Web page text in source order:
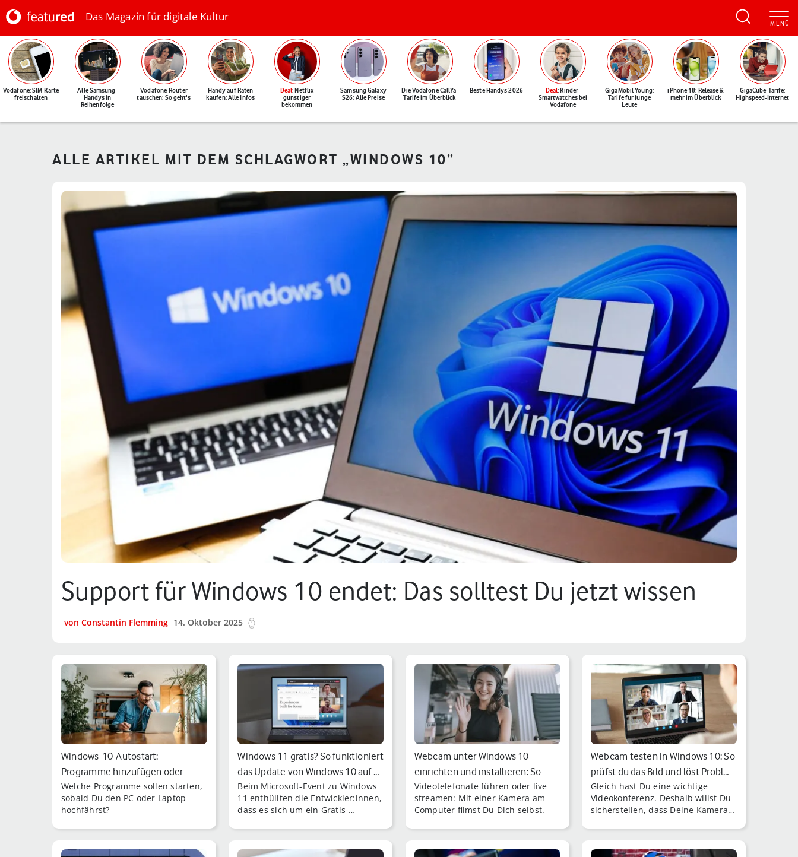
Das Magazin für digitale Kultur
Vodafone: SIM-Karte
freischalten
Alle Samsung-
Handys in
Reihenfolge
Vodafone-Router
tauschen: So geht's
Handy auf Raten
kaufen: Alle Infos
Deal: Netflix
günstiger
bekommen
Samsung Galaxy
S26: Alle Preise
Die Vodafone CallYa-
Tarife im Überblick
Beste Handys 2026 Deal: Kinder-
Smartwatches bei
Vodafone
GigaMobil Young:
Tarife für junge
Leute
iPhone 18: Release &
mehr im Überblick
GigaCube-Tarife:
Highspeed-Internet
ALLE ARTIKEL MIT DEM SCHLAGWORT „WINDOWS 10“
Support für Windows 10 endet: Das solltest Du jetzt wissen
von Constantin Flemming 14. Oktober 2025
Windows-10-Autostart:
Programme hinzufügen oder
entfernen
Welche Programme sollen starten,
sobald Du den PC oder Laptop
hochfährst?
Windows 11 gratis? So funktioniert
das Update von Windows 10 auf …
Beim Microsoft-Event zu Windows
11 enthüllten die Entwickler:innen,
dass es sich um ein Gratis-
Webcam unter Windows 10
einrichten und installieren: So
geht's
Videotelefonate führen oder live
streamen: Mit einer Kamera am
Computer filmst Du Dich selbst.
Webcam testen in Windows 10: So
prüfst du das Bild und löst Probl…
Gleich hast Du eine wichtige
Videokonferenz. Deshalb willst Du
sicherstellen, dass Deine Kamera